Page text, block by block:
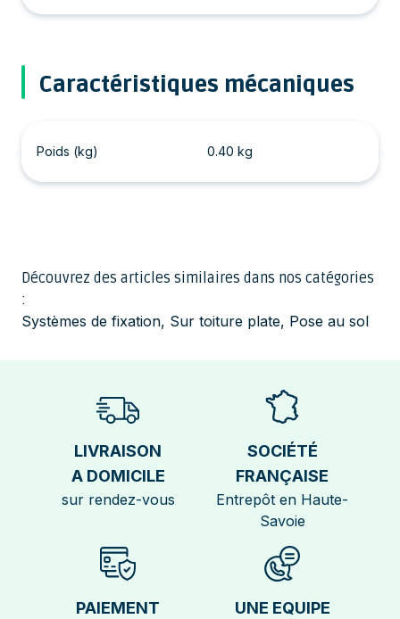
Caractéristiques mécaniques
Poids (kg) 0.40 kg
Découvrez des articles similaires dans nos catégories
:
Systèmes de fixation, Sur toiture plate, Pose au sol
LIVRAISON
A DOMICILE
sur rendez-vous
SOCIÉTÉ
FRANÇAISE
Entrepôt en Haute-
Savoie
PAIEMENT
UNE EQUIPE